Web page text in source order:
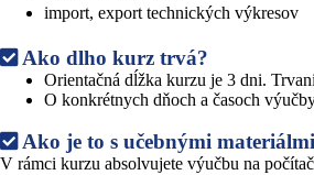
import, export technických výkresov
Ako dlho kurz trvá?
Orientačná dĺžka kurzu je 3 dni.
O konkrétnych dňoch a časoch
Ako je to s učebnými
V rámci kurzu absolvujete výučbu na